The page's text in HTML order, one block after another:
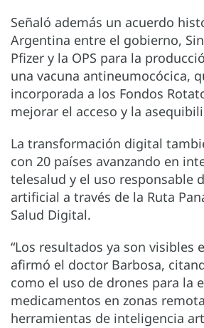
Señaló además un acuerdo
Argentina entre el gobierno,
Pfizer y la OPS para la
una vacuna antineumocócica,
incorporada a los Fondos
mejorar el acceso y la
La transformación digital
con 20 países avanzando en
telesalud y el uso responsable
artificial a través de la Ruta
Salud Digital.
“Los resultados ya son visibles
afirmó el doctor Barbosa,
como el uso de drones para la
medicamentos en zonas
herramientas de inteligencia